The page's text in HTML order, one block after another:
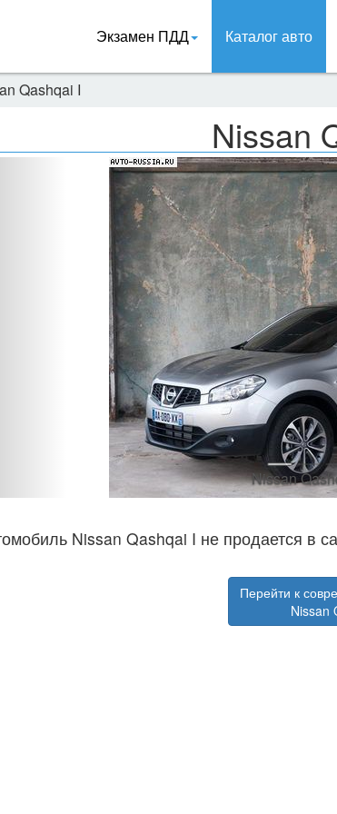
Экзамен ПДД Каталог авто
Qashqai I
Nissan
Nissan
Nissan Qashqai I не продается в
Перейти к
Nissan